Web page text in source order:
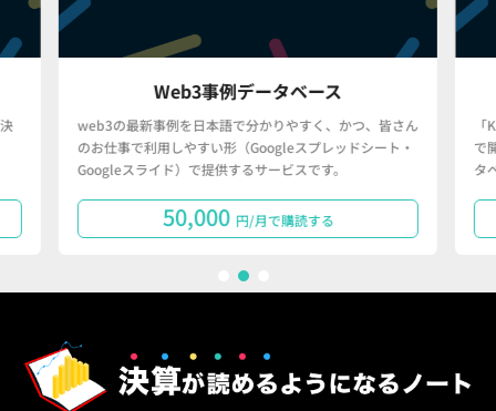
Web3事例データベース
web3の最新事例を日本語で分かりやすく、かつ、皆さん
のお仕事で利用しやすい形（Googleスプレッドシート・
Googleスライド）で提供するサービスです。
50,000 円/月で購読する
で
タ